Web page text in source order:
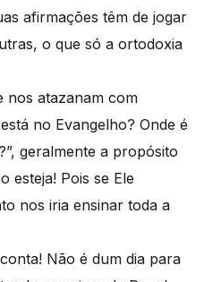
afirmações têm de jogar
o que só a ortodoxia
atazanam com
no Evangelho? Onde é
geralmente a propósito
esteja! Pois se Ele
nos iria ensinar toda a
Não é dum dia para